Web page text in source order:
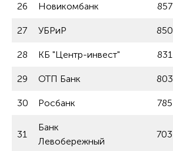
26 Новикомбанк 857
27 УБРиР 850
28 КБ "Центр-инвест" 831
29 ОТП Банк 803
30 Росбанк 785
31
Банк
Левобережный
703